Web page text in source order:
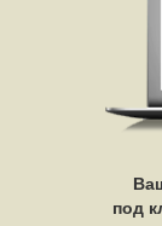
под